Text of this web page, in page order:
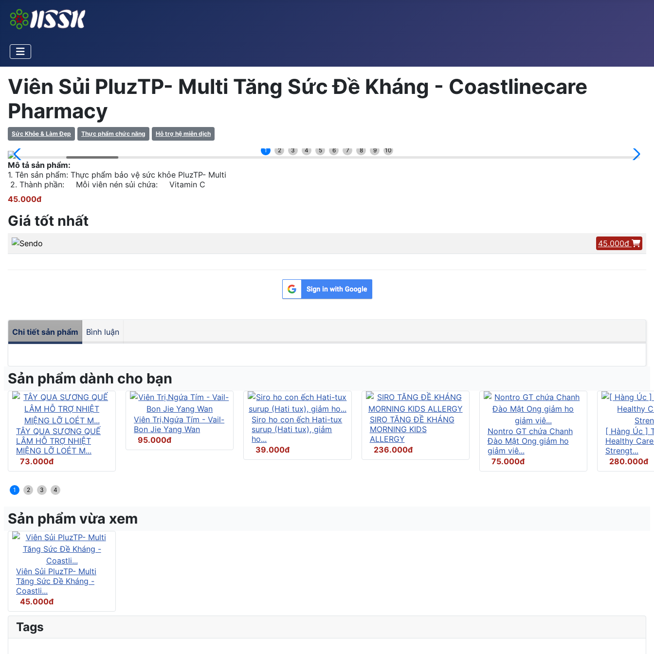
Viên Sủi PluzTP- Multi Tăng Sức Đề Kháng - Coastlinecare
Pharmacy
Sức Khỏe & Làm Đẹp Thực phẩm chức năng Hỗ trợ hệ miễn dịch
1 2 3 4 5 6 7 8 9 10
Mô tả sản phẩm:
1. Tên sản phẩm: Thực phẩm bảo vệ sức khỏe PluzTP- Multi
2. Thành phần: Mỗi viên nén sủi chứa: Vitamin C
45.000đ
Giá tốt nhất
45.000đ
Chi tiết sản phẩm Bình luận
Sản phẩm dành cho bạn
TÂY QUA SƯƠNG QUẾ
LÂM HỖ TRỢ NHIỆT
MIỆNG LỠ LOÉT M...
73.000đ
Viên Trị.Ngứa Tím - Vail-
Bon Jie Yang Wan
95.000đ
Siro ho con ếch Hati-tux
surup (Hati tux), giảm
ho...
39.000đ
SIRO TĂNG ĐỀ KHÁNG
MORNING KIDS
ALLERGY
236.000đ
Nontro GT chứa Chanh
Đào Mật Ong giảm ho
giảm viê...
75.000đ
[ Hàng Úc ]
Healthy
Strengt...
280.000đ
1 2 3 4
Sản phẩm vừa xem
Viên Sủi PluzTP- Multi
Tăng Sức Đề Kháng -
Coastli...
45.000đ
Tags